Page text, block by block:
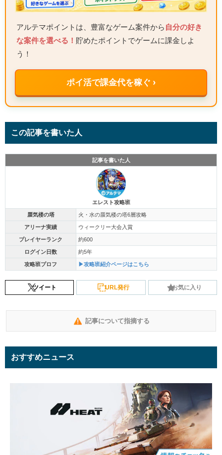
アルテマポイントは、豊富なゲーム案件から 自分の好き
な案件を選べる！ 貯めたポイントでゲームに課金しよ
う！
ポイ活で課金代を稼ぐ ›
この記事を書いた人
記事を書いた人
エレスト攻略班
蜃気楼の塔 火・水の蜃気楼の塔6層攻略
アリーナ実績 ウィークリー大会入賞
プレイヤーランク 約600
ログイン日数 約5年
攻略班プロフ ▶攻略班紹介ページはこちら
ツイート URL発行 お気に入り
記事について指摘する
おすすめニュース